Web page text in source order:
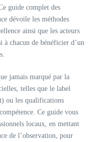
guide complet des
dévoile les méthodes
ainsi que les acteurs
à chacun de bénéficier d’un
jamais marqué par la
telles que le label
ou les qualifications
Ce guide vous
locaux, en mettant
de l’observation, pour